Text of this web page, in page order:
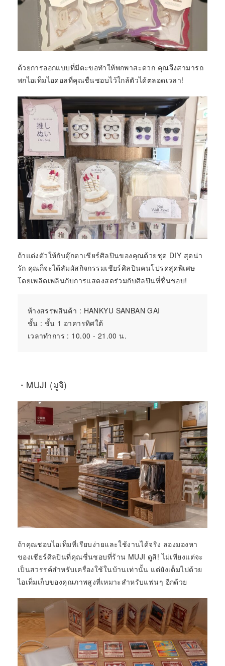
ด้วยการออกแบบที่มีตะขอทำให้พกพาสะดวก คุณจึงสามารถ
พกไอเท็มไอดอลที่คุณชื่นชอบไว้ใกล้ตัวได้ตลอดเวลา!
ถ้าแต่งตัวให้กับตุ๊กตาเชียร์ศิลปินของคุณด้วยชุด DIY สุดน่า
รัก คุณก็จะได้สัมผัสกิจกรรมเชียร์ศิลปินคนโปรดสุดพิเศษ
โดยเพลิดเพลินกับการแสดงสดร่วมกับศิลปินที่ชื่นชอบ!
ห้างสรรพสินค้า : HANKYU SANBAN GAI
ชั้น : ชั้น 1 อาคารทิศใต้
เวลาทำการ : 10.00 - 21.00 น.
・MUJI (มูจิ)
ถ้าคุณชอบไอเท็มที่เรียบง่ายและใช้งานได้จริง ลองมองหา
ของเชียร์ศิลปินที่คุณชื่นชอบที่ร้าน MUJI ดูสิ! ไม่เพียงแต่จะ
เป็นสวรรค์สำหรับเครื่องใช้ในบ้านเท่านั้น แต่ยังเต็มไปด้วย
ไอเท็มเก็บของคุณภาพสูงที่เหมาะสำหรับแฟนๆ อีกด้วย